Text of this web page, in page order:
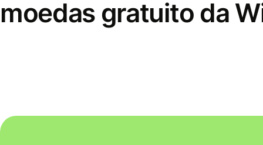
moedas gratuito da